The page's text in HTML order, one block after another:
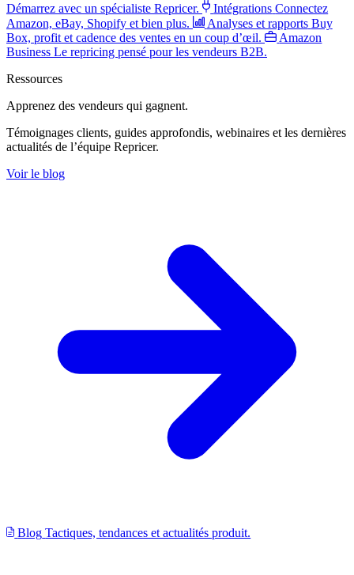
Démarrez avec un spécialiste Repricer.
Intégrations Connectez
Amazon, eBay, Shopify et bien plus.
Analyses et rapports Buy
Box, profit et cadence des ventes en un coup d’œil.
Amazon
Business Le repricing pensé pour les vendeurs B2B.
Ressources
Apprenez des vendeurs qui gagnent.
Témoignages clients, guides approfondis, webinaires et les dernières
actualités de l’équipe Repricer.
Voir le blog
Blog Tactiques, tendances et actualités produit.